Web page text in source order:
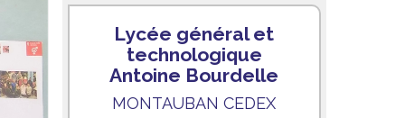
Lycée général et
technologique
Antoine Bourdelle
MONTAUBAN CEDEX